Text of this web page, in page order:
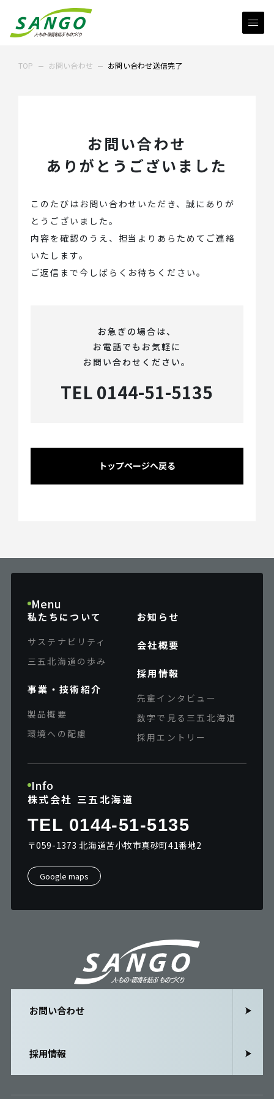
TOP お問い合わせ お問い合わせ送信完了
お問い合わせ
ありがとうございました
このたびはお問い合わせいただき、誠にありが
とうございました。
内容を確認のうえ、担当よりあらためてご連絡
いたします。
ご返信まで今しばらくお待ちください。
お急ぎの場合は、
お電話でもお気軽に
お問い合わせください。
TEL 0144-51-5135
トップページへ戻る
Menu
私たちについて
サステナビリティ
三五北海道の歩み
事業・技術紹介
製品概要
環境への配慮
お知らせ
会社概要
採用情報
先輩インタビュー
数字で見る三五北海道
採用エントリー
Info
株式会社 三五北海道
TEL 0144-51-5135
〒059-1373 北海道苫小牧市真砂町41番地2
Google maps
お問い合わせ
採用情報